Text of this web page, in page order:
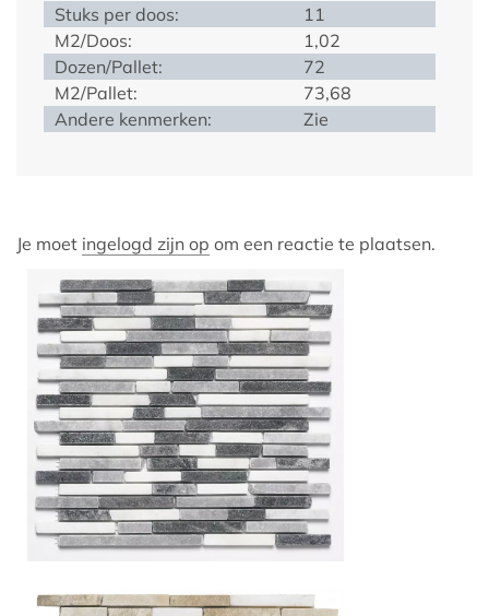
Stuks per doos:
11
M2/Doos:
1,02
Dozen/Pallet:
72
M2/Pallet:
73,68
Andere kenmerken:
Zie
Je moet ingelogd zijn op om een reactie te plaatsen.